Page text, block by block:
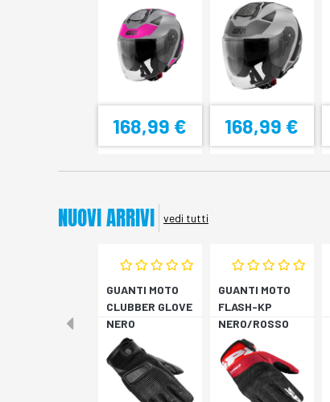
TITAN/ROSA XS
168,99 €
TITAN/NERO S
168,99 €
NUOVI ARRIVI vedi tutti
GUANTI MOTO
CLUBBER GLOVE
NERO
GUANTI MOTO
FLASH-KP
NERO/ROSSO